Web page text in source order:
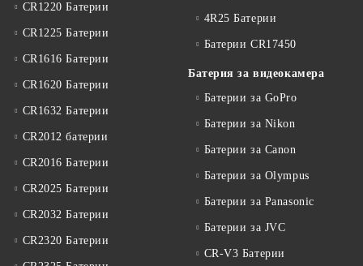
CR1220 Батерии
CR1225 Батерии
CR1616 Батерии
CR1620 Батерии
CR1632 Батерии
CR2012 батерии
CR2016 Батерии
CR2025 Батерии
CR2032 Батерии
CR2320 Батерии
4R25 Батерии
Батерии CR17450
Батерия за видеокамера
Батерии за GoPro
Батерии за Nikon
Батерии за Canon
Батерии за Olympus
Батерии за Panasonic
Батерии за JVC
CR-V3 Батерии